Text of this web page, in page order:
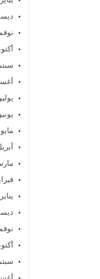
نوفمبر
أكتوبر
سبتمبر
يوليو
يونيو
مايو 2018
أبريل
مارس
فبراير
يناير 2018
نوفمبر
أكتوبر
سبتمبر